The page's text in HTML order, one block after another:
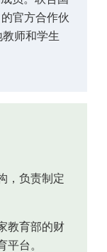
的官方合作伙
师和学生
，负责制定
教育部的财
台。